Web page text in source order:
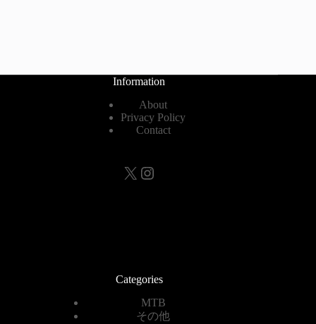
Information
About
Privacy Policy
Contact
X Instagram
Categories
MTB
その他